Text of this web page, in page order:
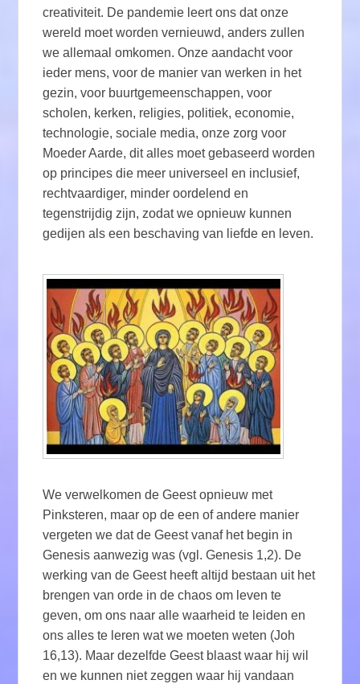
creativiteit. De pandemie leert ons dat onze
wereld moet worden vernieuwd, anders zullen
we allemaal omkomen. Onze aandacht voor
ieder mens, voor de manier van werken in het
gezin, voor buurtgemeenschappen, voor
scholen, kerken, religies, politiek, economie,
technologie, sociale media, onze zorg voor
Moeder Aarde, dit alles moet gebaseerd worden
op principes die meer universeel en inclusief,
rechtvaardiger, minder oordelend en
tegenstrijdig zijn, zodat we opnieuw kunnen
gedijen als een beschaving van liefde en leven.
We verwelkomen de Geest opnieuw met
Pinksteren, maar op de een of andere manier
vergeten we dat de Geest vanaf het begin in
Genesis aanwezig was (vgl. Genesis 1,2). De
werking van de Geest heeft altijd bestaan uit het
brengen van orde in de chaos om leven te
geven, om ons naar alle waarheid te leiden en
ons alles te leren wat we moeten weten (Joh
16,13). Maar dezelfde Geest blaast waar hij wil
en we kunnen niet zeggen waar hij vandaan